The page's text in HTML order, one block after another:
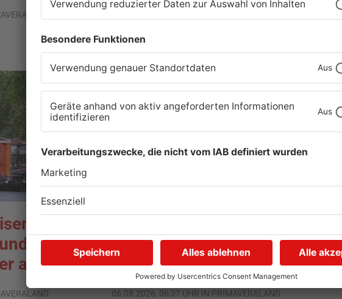
abgeholt
TOPNEWS
Primaveraland weisen teils
erhebliche Mängel auf
06.08.2026, 06:37 UHR IN PRIMAVERALAND